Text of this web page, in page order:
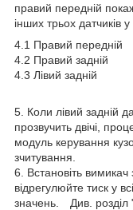
правий передній
інших трьох датчиків
4.1 Правий передній
4.2 Правий задній
4.3 Лівий задній
5. Коли лівий задній
прозвучить двічі,
модуль керування
зчитування.
6. Встановіть
відрегулюйте тиск у
значень. Див. розділ